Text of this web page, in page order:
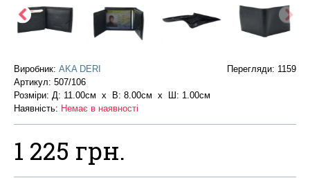
Перегляди: 1159
Виробник: AKA DERI
Артикул: 507/106
Розміри: Д: 11.00см х В: 8.00см x Ш: 1.00см
Наявність: Немає в наявності
1 225 грн.